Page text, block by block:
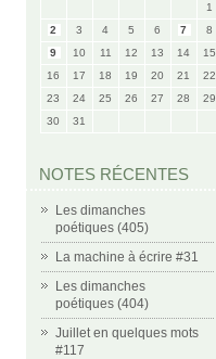
1
2
3 4 5 6 7
8
9
10 11 12 13 14
15
16
17 18 19 20 21
22
23
24 25 26 27 28
29
30
31
NOTES RÉCENTES
Les dimanches
poétiques (405)
La machine à écrire #31
Les dimanches
poétiques (404)
Juillet en quelques mots
#117